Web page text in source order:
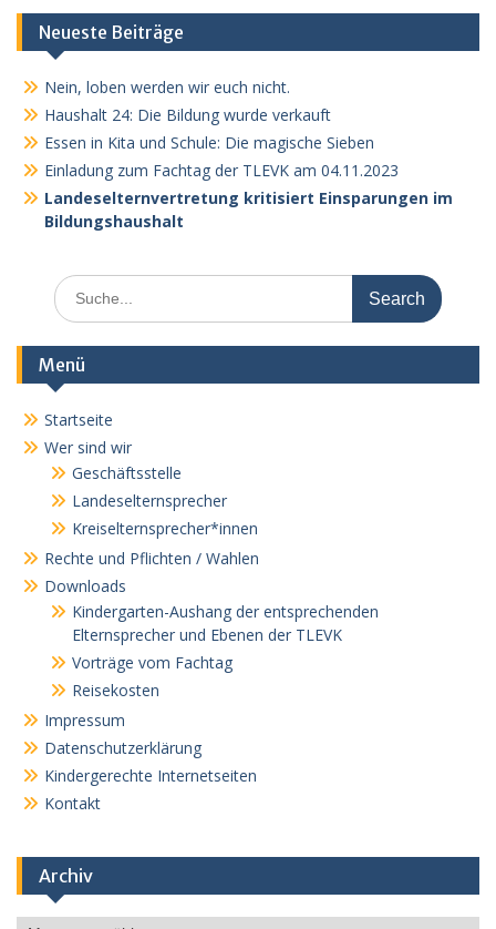
Neueste Beiträge
Nein, loben werden wir euch nicht.
Haushalt 24: Die Bildung wurde verkauft
Essen in Kita und Schule: Die magische Sieben
Einladung zum Fachtag der TLEVK am 04.11.2023
Landeselternvertretung kritisiert Einsparungen im
Bildungshaushalt
Search
for:
Menü
Startseite
Wer sind wir
Geschäftsstelle
Landeselternsprecher
Kreiselternsprecher*innen
Rechte und Pflichten / Wahlen
Downloads
Kindergarten-Aushang der entsprechenden
Elternsprecher und Ebenen der TLEVK
Vorträge vom Fachtag
Reisekosten
Impressum
Datenschutzerklärung
Kindergerechte Internetseiten
Kontakt
Archiv